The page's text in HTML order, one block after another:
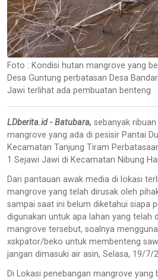
Foto : Kondisi hutan mangrove yang
Desa Guntung perbatasan Desa
Jawi terlihat ada pembuatan benteng
LDberita.id - Batubara, sebanyak
mangrove yang ada di pesisir Pantai
Kecamatan Tanjung Tiram
1 Sejawi Jawi di Kecamatan Nibung
Dari pantauan awak media di lokasi
mangrove yang telah dirusak oleh
sampai saat ini belum diketahui siapa
digunakan untuk apa lahan yang telah
mangrove tersebut, soalnya
xskpator/beko untuk membenteng
jangan dimasuki air asin, Selasa, 19/7/
Di Lokasi penebangan mangrove yang